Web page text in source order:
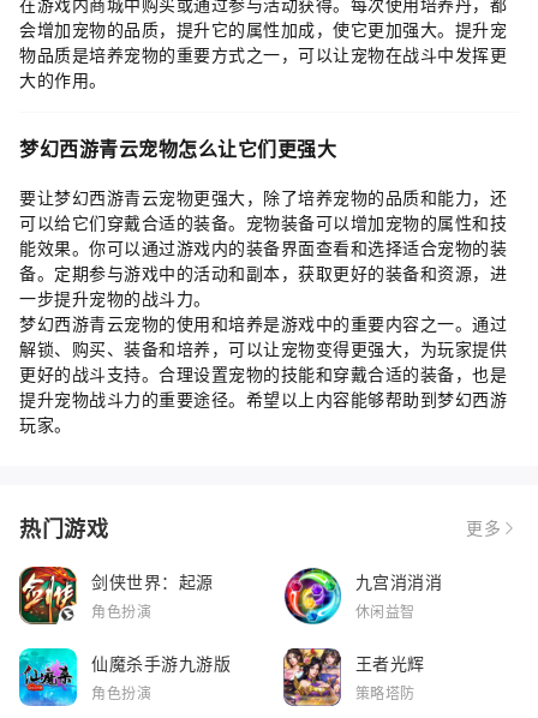
会增加宠物的品质，提升它的属性加成，使它更加强大。提升宠
物品质是培养宠物的重要方式之一，可以让宠物在战斗中发挥更
大的作用。
梦幻西游青云宠物怎么让它们更强大
要让梦幻西游青云宠物更强大，除了培养宠物的品质和能力，还
可以给它们穿戴合适的装备。宠物装备可以增加宠物的属性和技
能效果。你可以通过游戏内的装备界面查看和选择适合宠物的装
备。定期参与游戏中的活动和副本，获取更好的装备和资源，进
一步提升宠物的战斗力。
梦幻西游青云宠物的使用和培养是游戏中的重要内容之一。通过
解锁、购买、装备和培养，可以让宠物变得更强大，为玩家提供
更好的战斗支持。合理设置宠物的技能和穿戴合适的装备，也是
提升宠物战斗力的重要途径。希望以上内容能够帮助到梦幻西游
玩家。
热门游戏 更多
剑侠世界：起源
角色扮演
九宫消消消
休闲益智
仙魔杀手游九游版
角色扮演
王者光辉
策略塔防